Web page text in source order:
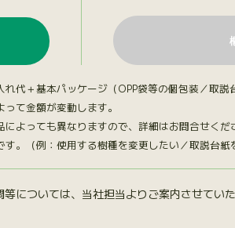
代＋基本パッケージ（OPP袋等の個包装／取説
て金額が変動します。
よっても異なりますので、詳細はお問合せくだ
。（例：使用する樹種を変更したい／取説台紙
については、当社担当よりご案内させてい